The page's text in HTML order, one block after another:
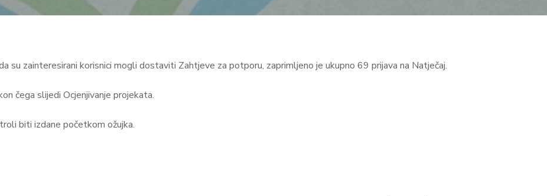
su zainteresirani korisnici mogli dostaviti Zahtjeve za potporu, zaprimljeno je ukupno 69 prijava na Natječaj.
čega slijedi Ocjenjivanje projekata.
biti izdane početkom ožujka.